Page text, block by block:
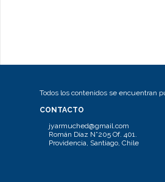
Todos los contenidos se encuentran
CONTACTO
jyarmuched@gmail.com
Román Díaz N°205 Of. 401.
Providencia, Santiago, Chile